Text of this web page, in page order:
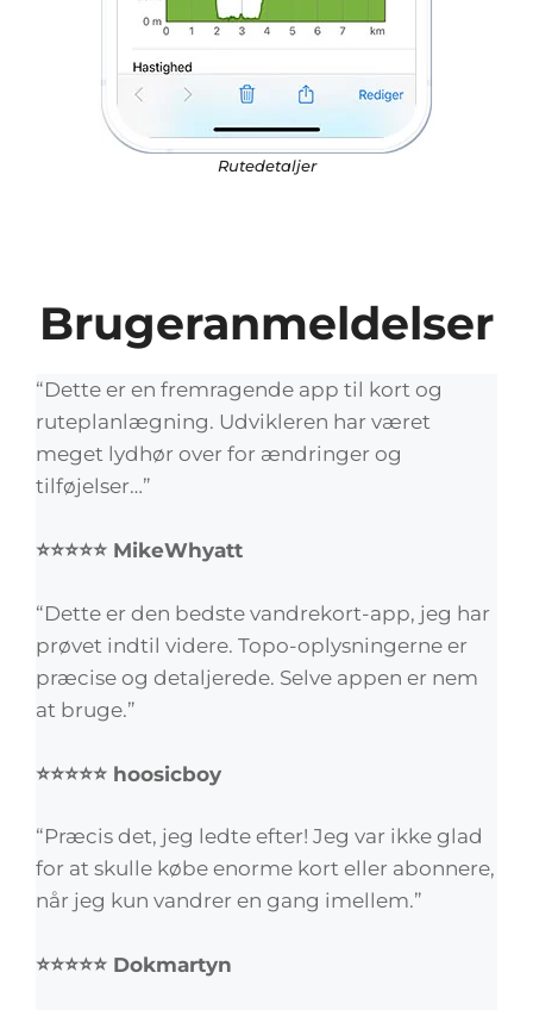
Rutedetaljer
Brugeranmeldelser
“Dette er en fremragende app til kort og
ruteplanlægning. Udvikleren har været
meget lydhør over for ændringer og
tilføjelser…”
⭐⭐⭐⭐⭐ MikeWhyatt
“Dette er den bedste vandrekort-app, jeg har
prøvet indtil videre. Topo-oplysningerne er
præcise og detaljerede. Selve appen er nem
at bruge.”
⭐⭐⭐⭐⭐ hoosicboy
“Præcis det, jeg ledte efter! Jeg var ikke glad
for at skulle købe enorme kort eller abonnere,
når jeg kun vandrer en gang imellem.”
⭐⭐⭐⭐⭐ Dokmartyn